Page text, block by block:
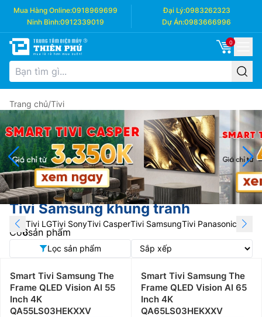
Mua Hàng Online:0918969699 Đại Lý:0983262323
Ninh Bình:0912339019 Dự Án:0983666996
0
Trang chủ/Tivi
Tivi Samsung khung tranh
Tivi LGTivi SonyTivi CasperTivi SamsungTivi Panasonic Tivi
Có6sản phẩm
Lọc sản phẩm
Smart Tivi Samsung The
Frame QLED Vision AI 55
Inch 4K
QA55LS03HEKXXV
Smart Tivi Samsung The
Frame QLED Vision AI 65
Inch 4K
QA65LS03HEKXXV